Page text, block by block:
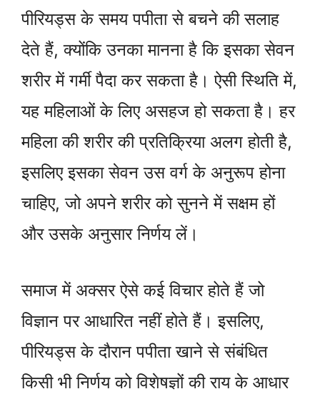
पीरियड्स के समय पपीता से बचने की सलाह
देते हैं, क्योंकि उनका मानना है कि इसका सेवन
शरीर में गर्मी पैदा कर सकता है। ऐसी स्थिति में,
यह महिलाओं के लिए असहज हो सकता है। हर
महिला की शरीर की प्रतिक्रिया अलग होती है,
इसलिए इसका सेवन उस वर्ग के अनुरूप होना
चाहिए, जो अपने शरीर को सुनने में सक्षम हों
और उसके अनुसार निर्णय लें।
समाज में अक्सर ऐसे कई विचार होते हैं जो
विज्ञान पर आधारित नहीं होते हैं। इसलिए,
पीरियड्स के दौरान पपीता खाने से संबंधित
किसी भी निर्णय को विशेषज्ञों की राय के आधार